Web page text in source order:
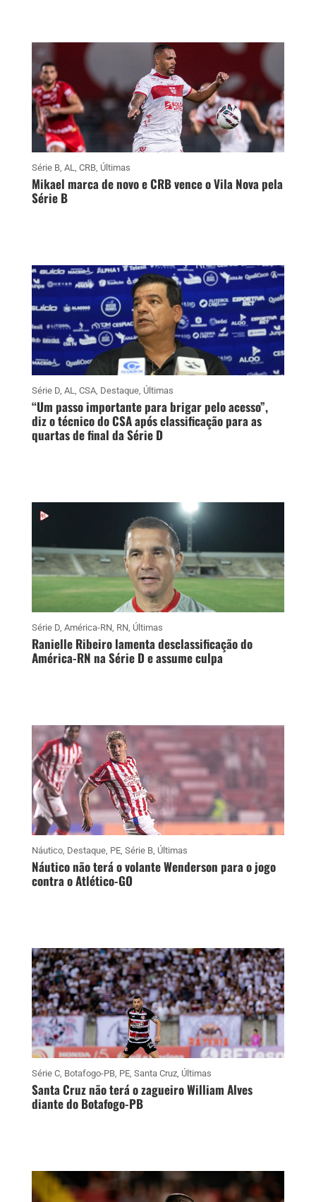
Série B, AL CRB, Últimas
Mikael marca de novo e CRB vence o Vila Nova pela
Série B
Série D, AL CSA, Destaque, Últimas
“Um passo importante para brigar pelo acesso”,
diz o técnico do CSA após classificação para as
quartas de final da Série D
Série D, América-RN, RN, Últimas
Ranielle Ribeiro lamenta desclassificação do
América-RN na Série D e assume culpa
Náutico, Destaque, PE, Série B, Últimas
Náutico não terá o volante Wenderson para o jogo
contra o Atlético-GO
Série C, Botafogo-PB, PE, Santa Cruz, Últimas
Santa Cruz não terá o zagueiro William Alves
diante do Botafogo-PB